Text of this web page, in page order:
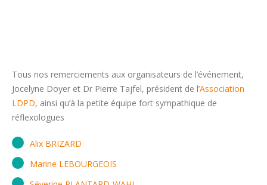
Tous nos remerciements aux organisateurs de l’événement,
Jocelyne Doyer et Dr Pierre Tajfel, président de l’Association
LDPD, ainsi qu’à la petite équipe fort sympathique de
réflexologues
Alix BRIZARD
Marine LEBOURGEOIS